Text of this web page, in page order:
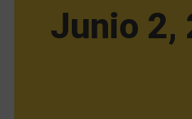
Junio 2,